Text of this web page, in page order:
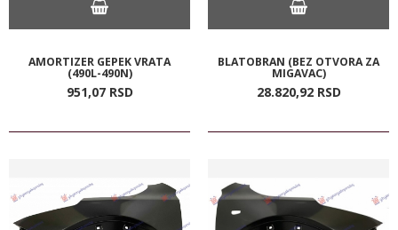
AMORTIZER GEPEK VRATA
(490L-490N)
951,07 RSD
BLATOBRAN (BEZ OTVORA ZA
MIGAVAC)
28.820,92 RSD